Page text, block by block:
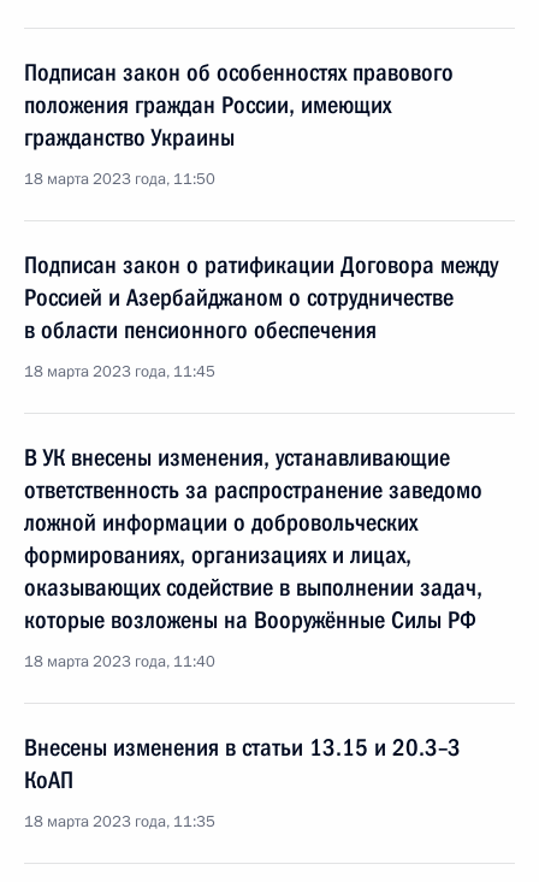
Подписан закон об особенностях правового
положения граждан России, имеющих
гражданство Украины
18 марта 2023 года, 11:50
Подписан закон о ратификации Договора между
Россией и Азербайджаном о сотрудничестве
в области пенсионного обеспечения
18 марта 2023 года, 11:45
В УК внесены изменения, устанавливающие
ответственность за распространение заведомо
ложной информации о добровольческих
формированиях, организациях и лицах,
оказывающих содействие в выполнении задач,
которые возложены на Вооружённые Силы РФ
18 марта 2023 года, 11:40
Внесены изменения в статьи 13.15 и 20.3–3
КоАП
18 марта 2023 года, 11:35